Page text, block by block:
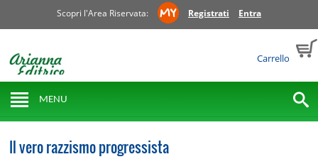
Scopri l'Area Riservata: Registrati Entra
Carrello
MENU
Il vero razzismo progressista